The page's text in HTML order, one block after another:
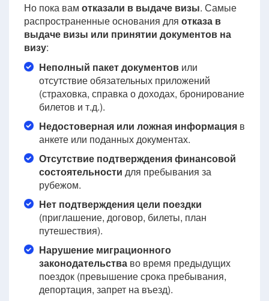
Но пока вам отказали в выдаче визы. Самые
распространенные основания для отказа в
выдаче визы или принятии документов на
визу:
Неполный пакет документов или
отсутствие обязательных приложений
(страховка, справка о доходах, бронирование
билетов и т.д.).
Недостоверная или ложная информация в
анкете или поданных документах.
Отсутствие подтверждения финансовой
состоятельности для пребывания за
рубежом.
Нет подтверждения цели поездки
(приглашение, договор, билеты, план
путешествия).
Нарушение миграционного
законодательства во время предыдущих
поездок (превышение срока пребывания,
депортация, запрет на въезд).